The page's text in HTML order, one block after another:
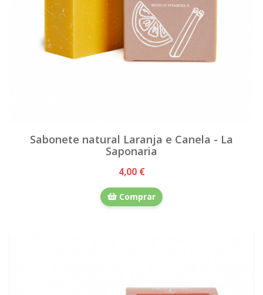
Sabonete natural Laranja e Canela - La
Saponaria
4,00 €
Comprar